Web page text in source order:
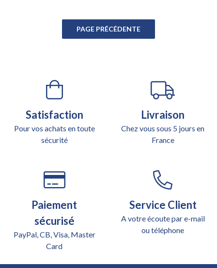
Satisfaction
Pour vos achats en toute
sécurité
Livraison
Chez vous sous 5 jours en
France
Paiement
sécurisé
PayPal, CB, Visa, Master
Card
Service Client
A votre écoute par e-mail
ou téléphone